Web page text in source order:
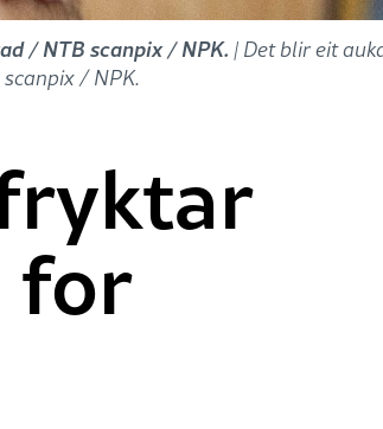
/ NTB scanpix / NPK.| Det blir eit
/ NPK.
for